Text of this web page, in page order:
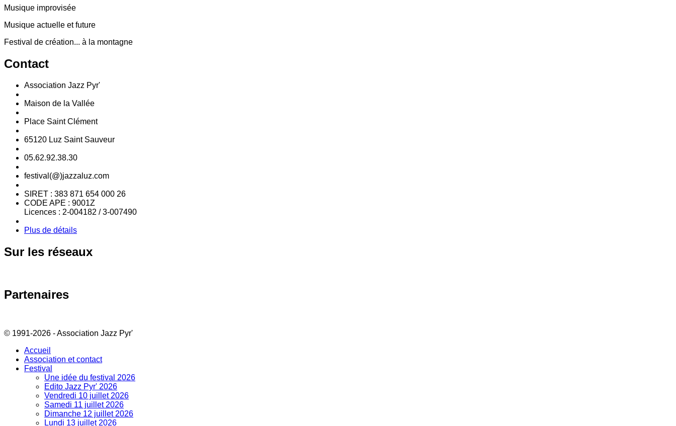
Musique improvisée
Musique actuelle et future
Festival de création... à la montagne
Contact
Association Jazz Pyr'
Maison de la Vallée
Place Saint Clément
65120 Luz Saint Sauveur
05.62.92.38.30
festival(@)jazzaluz.com
SIRET : 383 871 654 000 26
CODE APE : 9001Z
Licences : 2-004182 / 3-007490
Plus de détails
Sur les réseaux
Partenaires
© 1991-2026 - Association Jazz Pyr'
Accueil
Association et contact
Festival
Une idée du festival 2026
Edito Jazz Pyr' 2026
Vendredi 10 juillet 2026
Samedi 11 juillet 2026
Dimanche 12 juillet 2026
Lundi 13 juillet 2026